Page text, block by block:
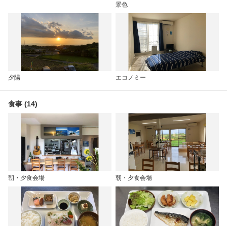
景色
夕陽 エコノミー
食事 (14)
朝・夕食会場 朝・夕食会場